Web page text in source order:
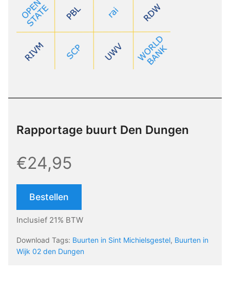
Rapportage buurt Den Dungen
€24,95
Bestellen
Inclusief 21% BTW
Download Tags: Buurten in Sint Michielsgestel, Buurten in
Wijk 02 den Dungen